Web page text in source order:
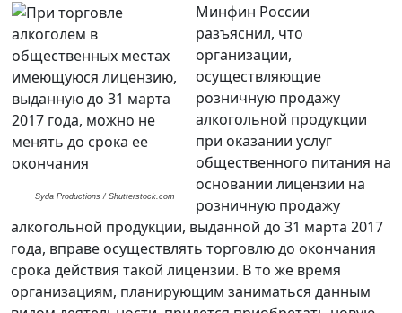
Syda Productions / Shutterstock.com
Минфин России
разъяснил, что
организации,
осуществляющие
розничную продажу
алкогольной продукции
при оказании услуг
общественного питания на
основании лицензии на
розничную продажу
алкогольной продукции, выданной до 31 марта 2017
года, вправе осуществлять торговлю до окончания
срока действия такой лицензии. В то же время
организациям, планирующим заниматься данным